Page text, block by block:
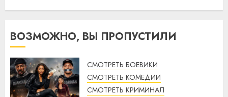
ВОЗМОЖНО, ВЫ ПРОПУСТИЛИ
СМОТРЕТЬ БОЕВИКИ
СМОТРЕТЬ КОМЕДИИ
СМОТРЕТЬ КРИМИНАЛ